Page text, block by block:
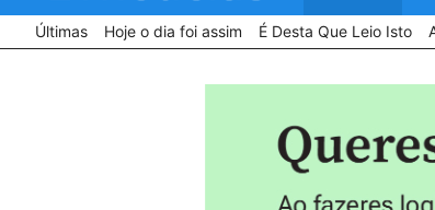
Últimas Hoje o dia foi assim É Desta Que Leio Isto